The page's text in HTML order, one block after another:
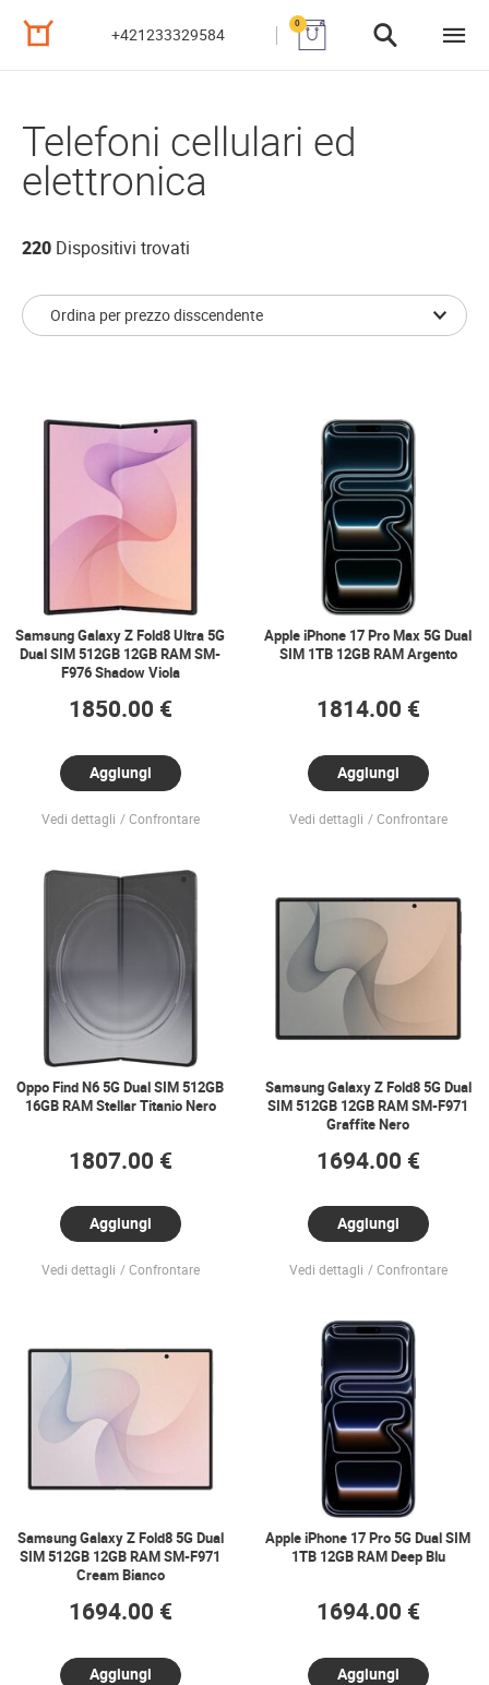
+421233329584
0
Telefoni cellulari ed
elettronica
220 Dispositivi trovati
Samsung Galaxy Z Fold8 Ultra 5G
Dual SIM 512GB 12GB RAM SM-
F976 Shadow Viola
1850.00 €
Aggiungi
Vedi dettagli Confrontare
Apple iPhone 17 Pro Max 5G Dual
SIM 1TB 12GB RAM Argento
1814.00 €
Aggiungi
Vedi dettagli Confrontare
Oppo Find N6 5G Dual SIM 512GB
16GB RAM Stellar Titanio Nero
1807.00 €
Aggiungi
Vedi dettagli Confrontare
Samsung Galaxy Z Fold8 5G Dual
SIM 512GB 12GB RAM SM-F971
Graffite Nero
1694.00 €
Aggiungi
Vedi dettagli Confrontare
Samsung Galaxy Z Fold8 5G Dual
SIM 512GB 12GB RAM SM-F971
Cream Bianco
1694.00 €
Aggiungi
Apple iPhone 17 Pro 5G Dual SIM
1TB 12GB RAM Deep Blu
1694.00 €
Aggiungi